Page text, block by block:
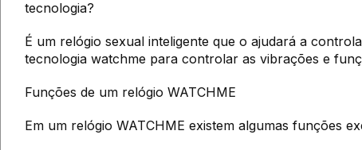
tecnologia?
É um relógio sexual inteligente que o ajudará a
tecnologia watchme para controlar as vibrações e
Funções de um relógio WATCHME
Em um relógio WATCHME existem algumas funções